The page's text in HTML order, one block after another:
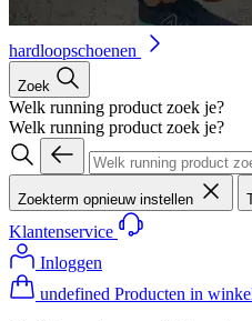
hardloopschoenen
Zoek
Welk running product zoek je?
Welk running product zoek je?
Zoekterm opnieuw instellen
Klantenservice
Inloggen
undefined Producten in